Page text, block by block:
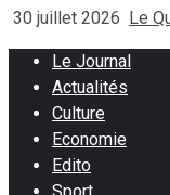
30 juillet 2026 Le
Le Journal
Actualités
Culture
Economie
Edito